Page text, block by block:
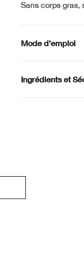
Sans corps gras,
Mode d'emploi
Ingrédients et